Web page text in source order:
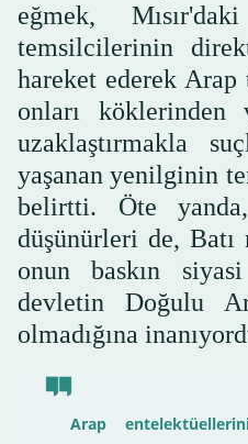
eğmek,
temsilcilerinin
hareket ederek Arap
onları köklerinden
uzaklaştırmakla
yaşanan yenilginin
belirtti. Öte
düşünürleri de,
onun baskın
devletin Doğulu
olmadığına
Arap